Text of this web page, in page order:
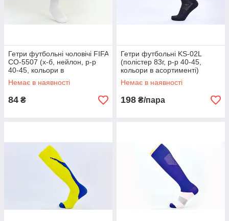
Гетри футбольні чоловічі FIFA
CO-5507 (х-б, нейлон, р-р
40-45, кольори в
асортименті)
Немає в наявності
84 ₴
Гетри футбольні KS-02L
(полістер 83г, р-р 40-45,
кольори в асортименті)
Немає в наявності
198 ₴/пара